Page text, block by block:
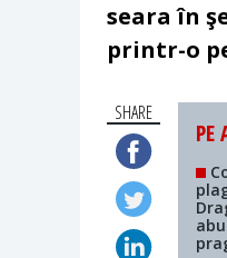
seara în
printr-o
SHARE
PE